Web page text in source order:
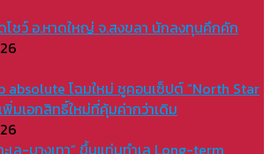
ดโชว์ อ.หาดใหญ่ จ.สงขลา นักลงทุนคึกคัก
absolute โฉมใหม่ ชูคอนเซ็ปต์ “North Star
มเอกสิทธิ์ใหม่ที่คุ้มค่ากว่าเดิม